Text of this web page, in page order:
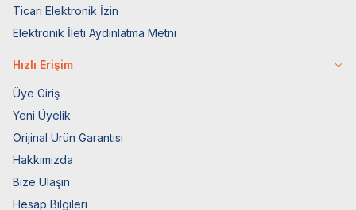
Ticari Elektronik İzin
Elektronik İleti Aydınlatma Metni
Hızlı Erişim
Üye Giriş
Yeni Üyelik
Orijinal Ürün Garantisi
Hakkımızda
Bize Ulaşın
Hesap Bilgileri